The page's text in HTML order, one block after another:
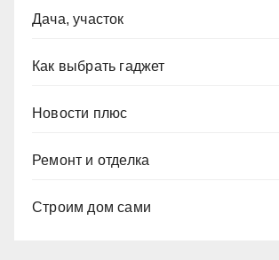
Дача, участок
Как выбрать гаджет
Новости плюс
Ремонт и отделка
Строим дом сами